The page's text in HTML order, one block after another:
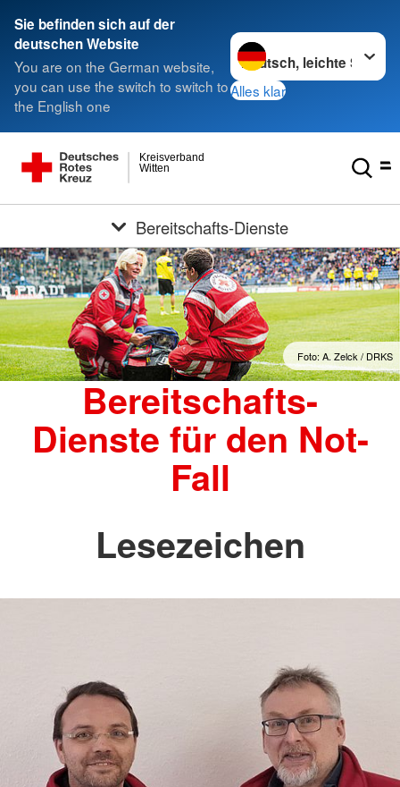
Sie befinden sich auf der
deutschen Website
You are on the German website,
you can use the switch to switch to
the English one
Sprache wechseln zu
Alles klar
Witten
Kreisverband
Bereitschafts-Dienste
Foto: A. Zelck / DRKS
Bereitschafts-
Dienste für den Not-
Fall
Lesezeichen